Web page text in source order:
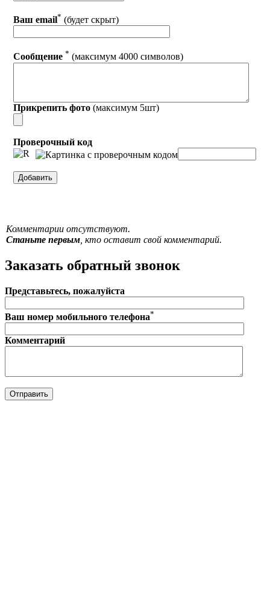
Ваш email* (будет скрыт)
Сообщение * (максимум 4000 символов)
Прикрепить фото (максимум 5шт)
Проверочный код
Комментарии отсутствуют.
Станьте первым, кто оставит свой комментарий.
Заказать обратный звонок
Представьтесь, пожалуйста
Ваш номер мобильного телефона*
Комментарий